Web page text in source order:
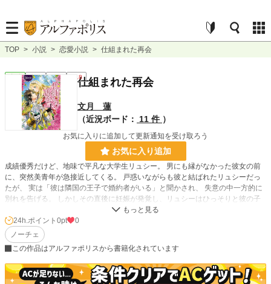
TOP > 小説 > 恋愛小説 > 仕組まれた再会
完結 長編 R18仕組まれた再会
文月 蓮
（近況ボード：
11 件 ）
お気に入りに追加して更新通知を受け取ろう
お気に入り追加
成績優秀だけど、地味で平凡な大学生リュシー。 男にも縁がなかった彼女の前
に、突然美青年が急接近してくる。 戸惑いながらも彼と結ばれたリュシーだっ
たが、 実は「彼は隣国の王子で婚約者がいる」と聞かされ、 失意の中一方的に
別れを告げる。 しかしその直後に妊娠が発覚し、リュシーはひっそりと彼の子
を産み育てていた。 6年後、彼女は仕事で訪れた隣国で彼と偶然再会する。 息
子のことがバレそうになったリュシーは 咄嗟に「父親は別の男」だと嘘をつい
てしまうが―― 身分差や離れていた歳月も乗り越えて、ふたりは再び結ばれる
ことができるのか？ 国も身分も時間も超えた、 甘くて淫らなロイヤルラブスト
ーリー！
小説 228,588 位 / 228,588 件
24h.ポイント 0pt
0
ノーチェ
この作品はアルファポリスから書籍化されています